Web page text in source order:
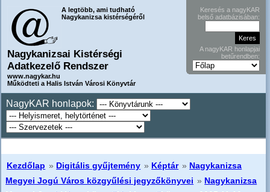
A legtöbb, ami tudható
Nagykanizsa kistérségéről
Nagykanizsai Kistérségi
Adatkezelő Rendszer
www.nagykar.hu
Működteti a Halis István Városi Könyvtár
Keresés a nagyKAR
belső adatbázisában:
A nagyKAR honlapjai
betűrendben:
NagyKAR honlapok:
Kezdőlap » Digitális gyűjtemény » Képtár » Nagykanizsa
Megyei Jogú Város közgyűlési jegyzőkönyvei » Nagykanizsa